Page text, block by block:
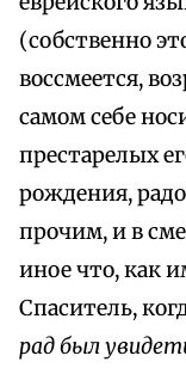
(собственно
воссмеется,
самом себе
престарелых
рождения,
прочим, и в
иное что, как
Спаситель,
рад был